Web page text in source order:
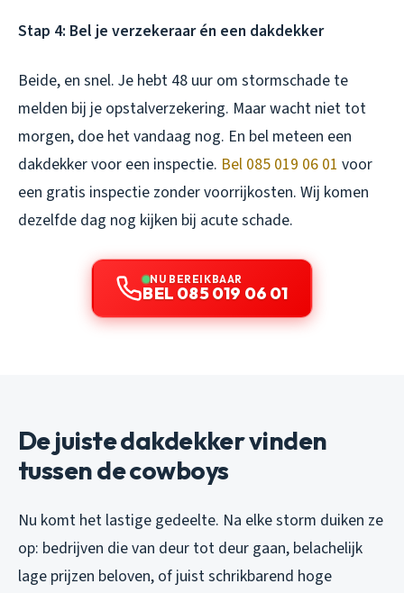
Stap 4: Bel je verzekeraar én een dakdekker
Beide, en snel. Je hebt 48 uur om stormschade te
melden bij je opstalverzekering. Maar wacht niet tot
morgen, doe het vandaag nog. En bel meteen een
dakdekker voor een inspectie. Bel 085 019 06 01 voor
een gratis inspectie zonder voorrijkosten. Wij komen
dezelfde dag nog kijken bij acute schade.
NU BEREIKBAAR
BEL 085 019 06 01
De juiste dakdekker vinden
tussen de cowboys
Nu komt het lastige gedeelte. Na elke storm duiken ze
op: bedrijven die van deur tot deur gaan, belachelijk
lage prijzen beloven, of juist schrikbarend hoge